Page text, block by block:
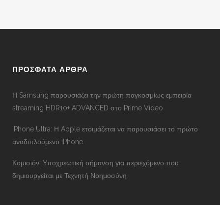
ΠΡΟΣΦΑΤΑ ΑΡΘΡΑ
Η Samsung παρουσιάζει την πρώτη παγκοσμίως εμπειρία
streaming HDR10+ ADVANCED στο Prime Video
iPhone Ultra: Η Apple ετοιμάζεται να παρουσιάσει το πρώτο
αναδιπλούμενο iPhone
Κομισιόν: Υποχρεωτική σήμανση για περιεχόμενο που
δημιουργείται με Τεχνητή Νοημοσύνη